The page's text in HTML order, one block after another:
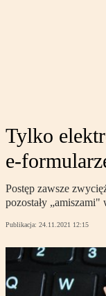
Tylko
e-
Postęp zawsze
pozostały „amiszami"
Publikacja: 24.11.2021 12:15